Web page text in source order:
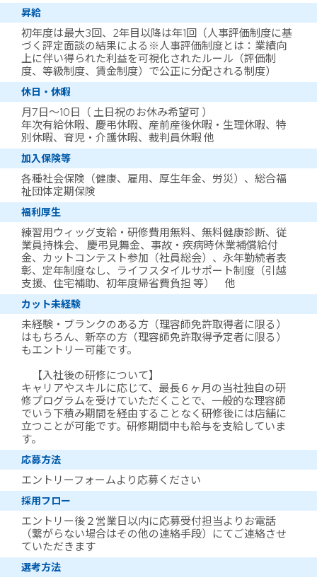
昇給
初年度は最大3回、2年目以降は年1回（人事評価制度に基
づく評定面談の結果による※人事評価制度とは：業績向
上に伴い得られた利益を可視化されたルール（評価制
度、等級制度、賃金制度）で公正に分配される制度）
休日・休暇
月7日～10日（ 土日祝のお休み希望可 ）
年次有給休暇、慶弔休暇、産前産後休暇・生理休暇、特
別休暇、育児・介護休暇、裁判員休暇 他
加入保険等
各種社会保険（健康、雇用、厚生年金、労災）、総合福
祉団体定期保険
福利厚生
練習用ウィッグ支給・研修費用無料、無料健康診断、従
業員持株会、 慶弔見舞金、事故・疾病時休業補償給付
金、カットコンテスト参加（社員総会）、永年勤続者表
彰、定年制度なし、ライフスタイルサポート制度（引越
支援、住宅補助、初年度帰省費負担 等） 他
カット未経験
未経験・ブランクのある方（理容師免許取得者に限る）
はもちろん、新卒の方（理容師免許取得予定者に限る）
もエントリー可能です。
【入社後の研修について】
キャリアやスキルに応じて、最長６ヶ月の当社独自の研
修プログラムを受けていただくことで、一般的な理容師
でいう下積み期間を経由することなく研修後には店舗に
立つことが可能です。研修期間中も給与を支給していま
す。
応募方法
エントリーフォームより応募ください
採用フロー
エントリー後２営業日以内に応募受付担当よりお電話
（繋がらない場合はその他の連絡手段）にてご連絡させ
ていただきます
選考方法